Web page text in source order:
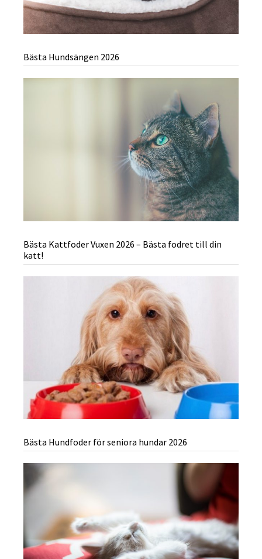
Bästa Hundsängen 2026
Bästa Kattfoder Vuxen 2026 – Bästa fodret till din
katt!
Bästa Hundfoder för seniora hundar 2026